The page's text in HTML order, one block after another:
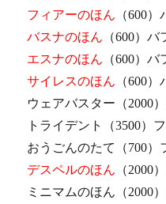
フィアーのほん （600
バスナのほん （600）
エスナのほん （600）
サイレスのほん （600
ウェアバスター（2000
トライデント（3500）
おうごんのたて（700）
デスペルのほん （2000
ミニマムのほん（2000